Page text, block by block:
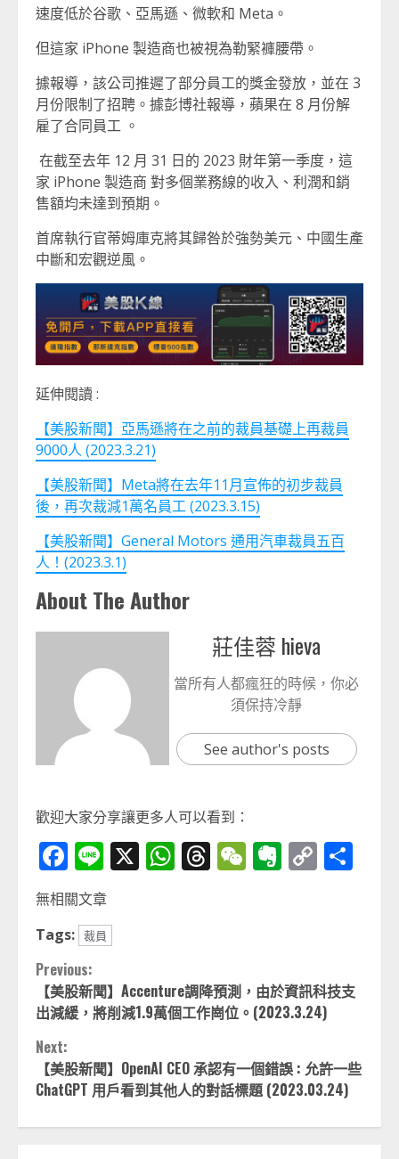
速度低於谷歌、亞馬遜、微軟和 Meta。
但這家 iPhone 製造商也被視為勒緊褲腰帶。
據報導，該公司推遲了部分員工的獎金發放，並在 3
月份限制了招聘。據彭博社報導，蘋果在 8 月份解
雇了合同員工 。
在截至去年 12 月 31 日的 2023 財年第一季度，這
家 iPhone 製造商 對多個業務線的收入、利潤和銷
售額均未達到預期。
首席執行官蒂姆庫克將其歸咎於強勢美元、中國生產
中斷和宏觀逆風。
延伸閱讀 :
【美股新聞】亞馬遜將在之前的裁員基礎上再裁員
9000人 (2023.3.21)
【美股新聞】Meta將在去年11月宣佈的初步裁員
後，再次裁減1萬名員工 (2023.3.15)
【美股新聞】General Motors 通用汽車裁員五百
人！(2023.3.1)
About The Author
莊佳蓉 hieva
當所有人都瘋狂的時候，你必
須保持冷靜
See author's posts
歡迎大家分享讓更多人可以看到：
Facebook
Line
X WhatsApp
Threads
WeChat
Evernote
Copy
無相關文章
Tags: 裁員
Continue
Reading
Previous:
【美股新聞】Accenture調降預測，由於資訊科技支
出減緩，將削減1.9萬個工作崗位。(2023.3.24)
Next:
【美股新聞】OpenAI CEO 承認有一個錯誤 : 允許一些
ChatGPT 用戶看到其他人的對話標題 (2023.03.24)